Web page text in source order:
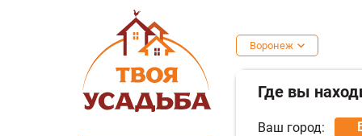
Воронеж
Где вы
Ваш город: